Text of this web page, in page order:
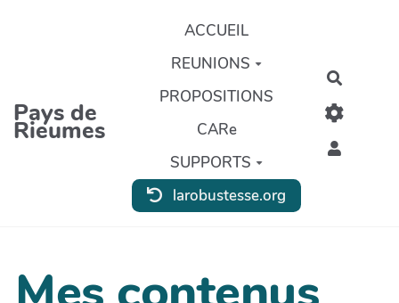
Aller au contenu principal
Pays de
Rieumes
ACCUEIL
REUNIONS
PROPOSITIONS
CARe
SUPPORTS
larobustesse.org